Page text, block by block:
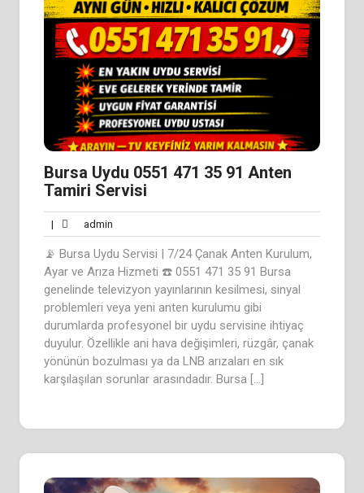
Bursa Uydu 0551 471 35 91 Anten
Tamiri Servisi
| admin
📡 Bursa Uydu Servisi | 7/24 Çanak Anten Kurulum,
Ayar ve Arıza Hizmeti ☎️ 0551 471 35 91 Bursa
genelinde televizyon yayınlarının kesilmesi, sinyal
problemleri veya yeni anten kurulumu gibi
durumlarda profesyonel bir uydu servisine ihtiyaç
duyulur. Özellikle ani hava değişimleri, rüzgâr, çanak
yönünün bozulması ya da LNB arızaları en sık
karşılaşılan sorunlar arasındadır. Bursa […]